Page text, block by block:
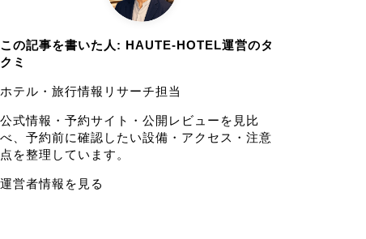
この記事を書いた人: HAUTE-HOTEL運営のタ
クミ
ホテル・旅行情報リサーチ担当
公式情報・予約サイト・公開レビューを見比
べ、予約前に確認したい設備・アクセス・注意
点を整理しています。
運営者情報を見る